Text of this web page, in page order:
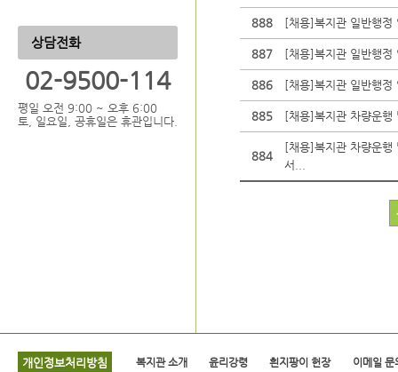
상담전화
02-9500-114
평일 오전 9:00 ~ 오후 6:00
토, 일요일, 공휴일은 휴관입니다.
888 [채용]복지관 일반행정
887 [채용]복지관 일반행정
886 [채용]복지관 일반행
885 [채용]복지관 차량운
884
[채용]복지관 차량운행
서...
개인정보처리방침 복지관 소개 윤리강령 흰지팡이 헌장 이메일 문